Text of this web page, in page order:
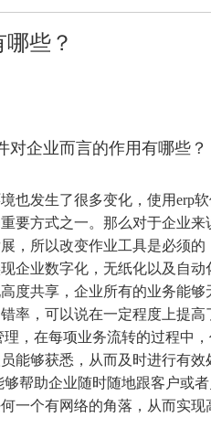
些？
发生了很多变化，使用erp软
要方式之一。那么对于企业来
所以改变作业工具是必须的
企业数字化，无纸化以及自
度共享，企业所有的业务能
率，可以说在一定程度上提高
在每项业务流转的过程中，
能够获悉，从而及时进行有效
助企业随时随地跟客户或者
一个有网络的角落，从而实现